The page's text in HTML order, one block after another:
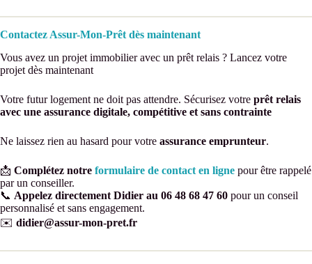
Contactez Assur-Mon-Prêt dès maintenant
Vous avez un projet immobilier avec un prêt relais ? Lancez votre
projet dès maintenant
Votre futur logement ne doit pas attendre. Sécurisez votre prêt relais
avec une assurance digitale, compétitive et sans contrainte
Ne laissez rien au hasard pour votre assurance emprunteur.
📩 Complétez notre formulaire de contact en ligne pour être rappelé
par un conseiller.
📞 Appelez directement Didier au 06 48 68 47 60 pour un conseil
personnalisé et sans engagement.
✉️ didier@assur-mon-pret.fr